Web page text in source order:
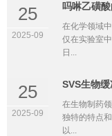
25
2025-09
吗啉乙磺
在化学领域
仅在实验室
日...
25
2025-09
SVS生物
在生物制药
独特的特点
以...